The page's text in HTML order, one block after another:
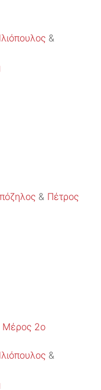
&
& Πέτρος
Μέρος 2ο
&